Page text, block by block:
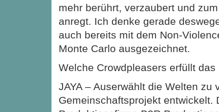
mehr berührt, verzaubert und
anregt. Ich denke gerade
auch bereits mit dem Non-
Monte Carlo ausgezeichnet.
Welche Crowdpleasers erfüllt das
JAYA – Auserwählt die Welten zu
Gemeinschaftsprojekt entwickelt.